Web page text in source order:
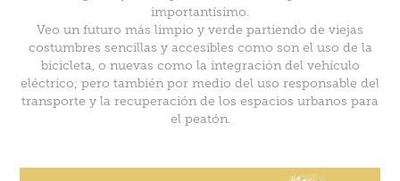
importantísimo.
Veo un futuro más limpio y verde partiendo de viejas
costumbres sencillas y accesibles como son el uso de la
bicicleta, o nuevas como la integración del vehículo
eléctrico; pero también por medio del uso responsable del
transporte y la recuperación de los espacios urbanos para
el peatón.